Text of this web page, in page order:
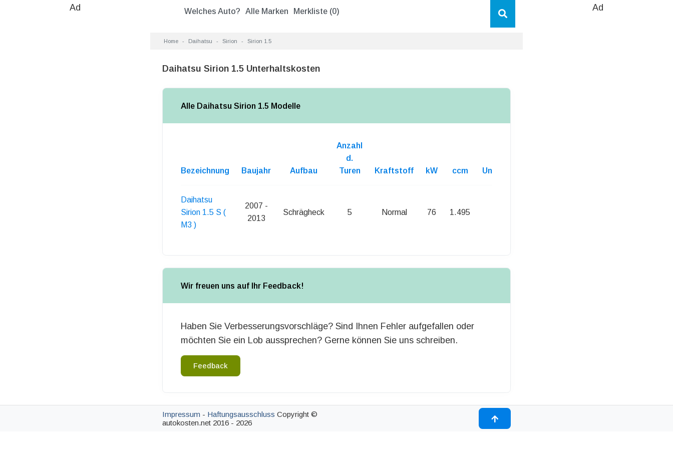
Welches Auto? Alle Marken Merkliste (0)
Ad Ad
Home Daihatsu Sirion Sirion 1.5
Daihatsu Sirion 1.5 Unterhaltskosten
Alle Daihatsu Sirion 1.5 Modelle
Bezeichnung Baujahr Aufbau
Anzahl
d.
Turen
Kraftstoff kW ccm Unterhaltskosten
Daihatsu
Sirion 1.5 S (
M3 )
2007 -
2013
Schrägheck 5 Normal 76 1.495
Wir freuen uns auf Ihr Feedback!
Haben Sie Verbesserungsvorschläge? Sind Ihnen Fehler aufgefallen oder
möchten Sie ein Lob aussprechen? Gerne können Sie uns schreiben.
Feedback
Impressum - Haftungsausschluss Copyright ©
autokosten.net 2016 - 2026